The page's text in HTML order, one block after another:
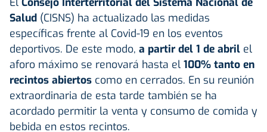
Salud (CISNS) ha actualizado las medidas
específicas frente al Covid-19 en los eventos
deportivos. De este modo, a partir del 1 de abril el
aforo máximo se renovará hasta el 100% tanto en
recintos abiertos como en cerrados. En su reunión
extraordinaria de esta tarde también se ha
acordado permitir la venta y consumo de comida y
bebida en estos recintos.